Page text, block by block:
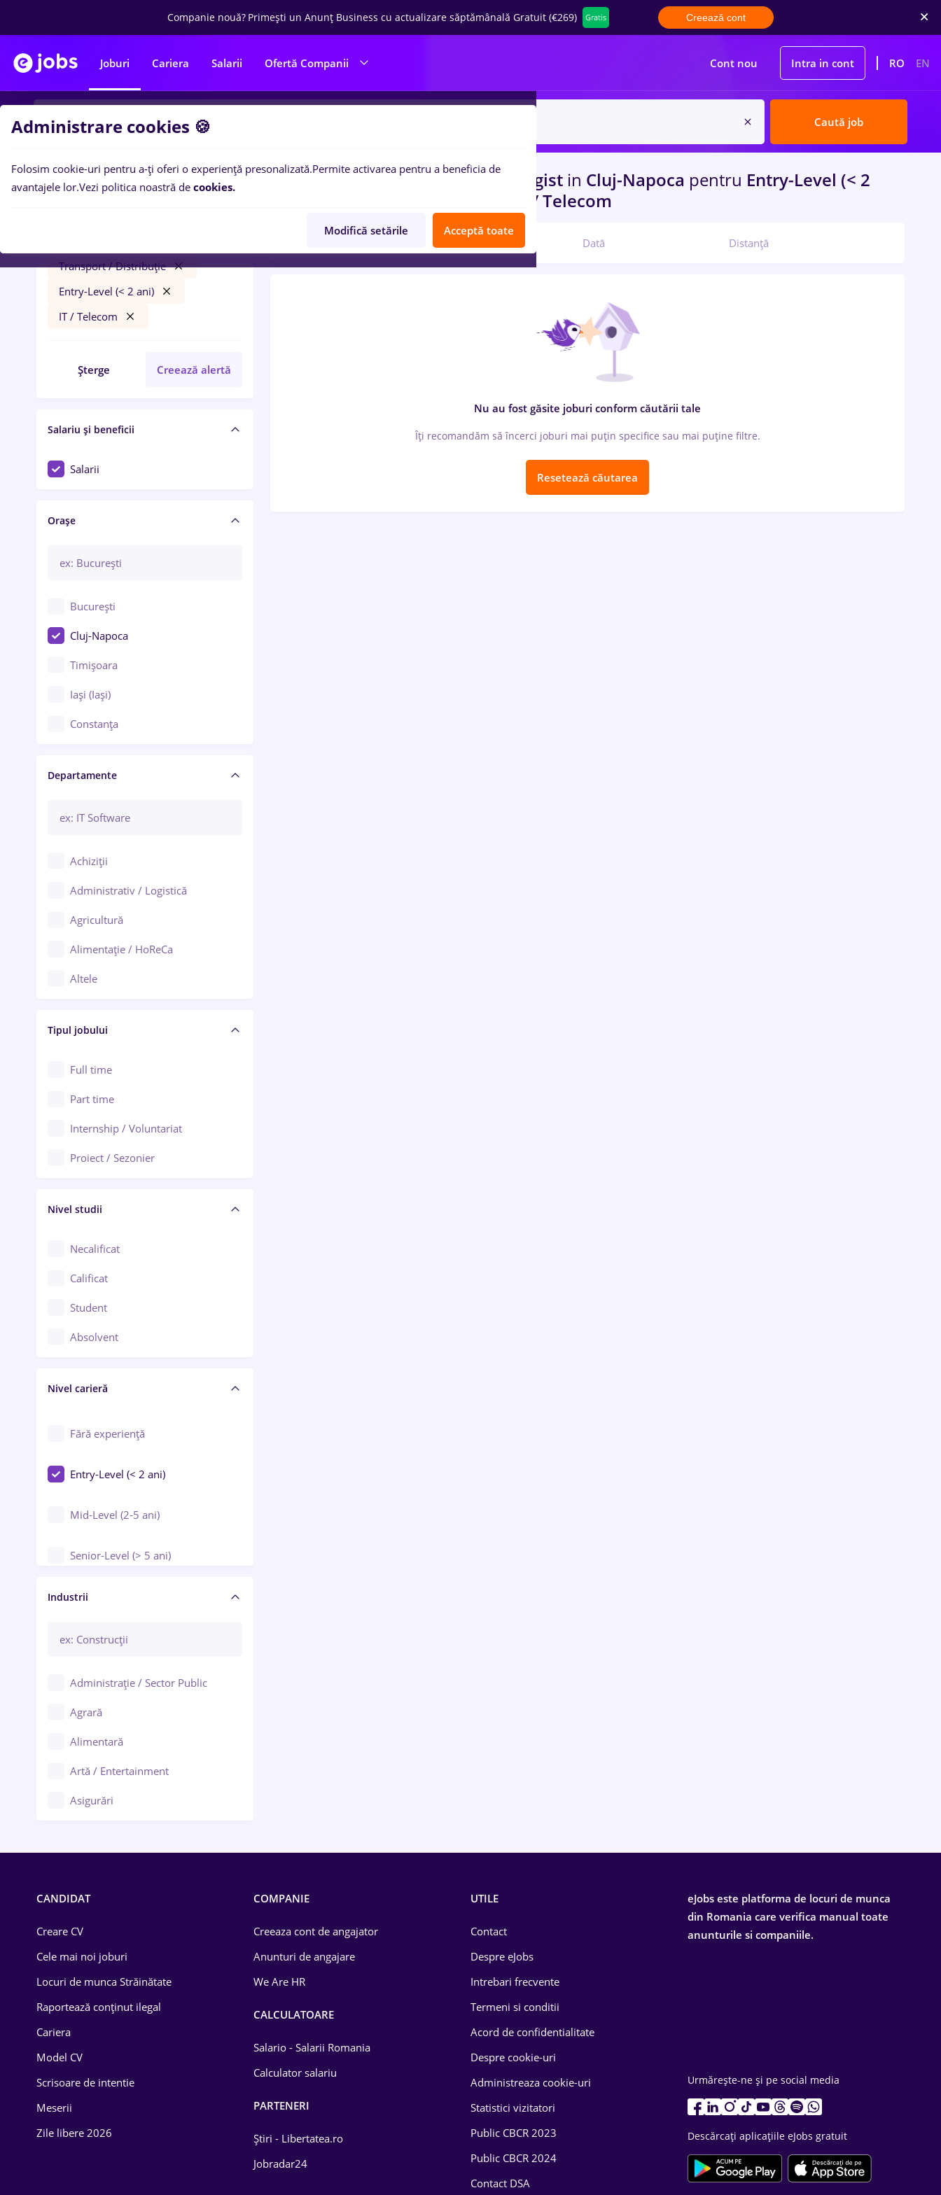
Companie nouă? Primești un Anunț Business cu actualizare săptămânală Gratuit (€269) Gratis Creează cont
Joburi Cariera Salarii Ofertă Companii Cont nou Intra in cont RO EN
Caută job
Filtre
Transport / Distribuție
Entry-Level (< 2 ani)
IT / Telecom
Șterge Creează alertă
Salariu și beneficii
Salarii
Orașe
București
Cluj-Napoca
Timișoara
Iași (Iași)
Constanța
Brașov
Bacău
Galați (Galați)
Ploiești
Arad
Baia Mare
Bârlad
Bistrița (Bistrița-Năsăud)
Departamente
Achiziții
Administrativ / Logistică
Agricultură
Alimentație / HoReCa
Altele
Asigurări
Au pair / Babysitter / Curățenie
Audit / Consultanță
Auto / Echipamente
Automatizări
Cercetare - dezvoltare
Chimie / Biochimie
Confecții / Design vestimentar
Construcții / Instalații
Controlul calității
Educație / Training / Arte
Tipul jobului
Full time
Part time
Internship / Voluntariat
Proiect / Sezonier
Nivel studii
Necalificat
Calificat
Student
Absolvent
Nivel carieră
Fără experiență
Entry-Level (< 2 ani)
Mid-Level (2-5 ani)
Senior-Level (> 5 ani)
Manager / Executiv
Industrii
Administrație / Sector Public
Agrară
Alimentară
Artă / Entertainment
Asigurări
Drept
Educație / Training
Energetică
Farma
0locuri de muncacu salarii peisagist in Cluj-Napoca pentru Entry-Level (< 2
Transport / Distributie, IT / Telecom
Relevanță Dată Distanță
Nu au fost găsite joburi conform căutării tale
Îți recomandăm să încerci joburi mai puțin specifice sau mai puține filtre.
Resetează căutarea
CANDIDAT
Creare CV
Cele mai noi joburi
Locuri de munca Străinătate
Raportează conținut ilegal
Cariera
Model CV
Scrisoare de intentie
Meserii
Zile libere 2026
COMPANIE
Creeaza cont de angajator
Anunturi de angajare
We Are HR
CALCULATOARE
Salario - Salarii Romania
Calculator salariu
PARTENERI
Știri - Libertatea.ro
Jobradar24
UTILE
Contact
Despre eJobs
Intrebari frecvente
Termeni si conditii
Acord de confidentialitate
Despre cookie-uri
Administreaza cookie-uri
Statistici vizitatori
Public CBCR 2023
Public CBCR 2024
Contact DSA
eJobs este platforma de locuri de munca
din Romania care verifica manual toate
anunturile si companiile.
Urmărește-ne și pe social media
Descărcați aplicațiile eJobs gratuit
Administrare cookies 🍪
Folosim cookie-uri pentru a-ți oferi o experiență presonalizată.Permite activarea pentru a beneficia de
avantajele lor.Vezi politica noastră de cookies.
Modifică setările Acceptă toate